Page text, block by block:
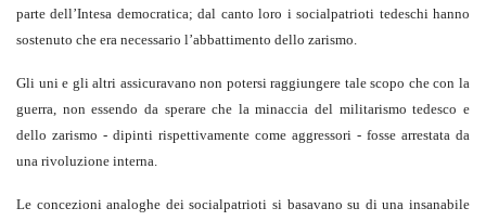
parte dell’Intesa democratica; dal canto loro i socialpatrioti tedeschi hanno
sostenuto che era necessario l’abbattimento dello zarismo.
Gli uni e gli altri assicuravano non potersi raggiungere tale scopo che con la
guerra, non essendo da sperare che la minaccia del militarismo tedesco e
dello zarismo - dipinti rispettivamente come aggressori - fosse arrestata da
una rivoluzione interna.
Le concezioni analoghe dei socialpatrioti si basavano su di una insanabile